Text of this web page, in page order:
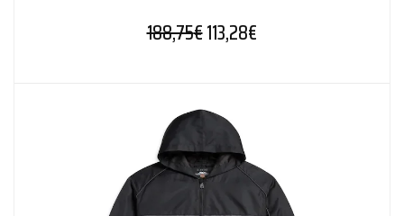
188,75€Alkuperäinen hinta oli:
113,28€Nykyinen hinta on: